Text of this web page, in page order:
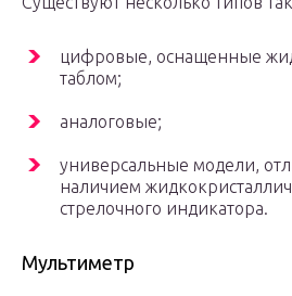
цифровые, оснащенные
таблом;
аналоговые;
универсальные модели,
наличием
стрелочного индикатора.
Мультиметр